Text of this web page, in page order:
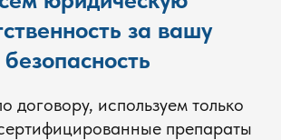
за вашу
безопасность
договору, используем только
препараты